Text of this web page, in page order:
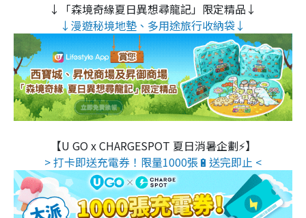
↓「森境奇緣夏日異想尋龍記」限定精品↓
↓漫遊秘境地墊、多用途旅行收納袋↓
【U GO x CHARGESPOT 夏日消暑企劃⚡】
> 打卡即送充電券！限量1000張🔋送完即止 <